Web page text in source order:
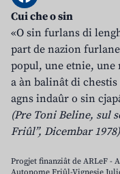
Cui che o sin
«O sin furlans di
part de nazion
popul, une etnie, une
a àn balinât di
agns indaûr o sin
(Pre Toni Beline, sul
Friûl”, Dicembar 1978)
Progjet finanziât de ARLeF -